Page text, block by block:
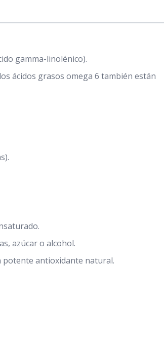
gamma-linolénico).
ácidos grasos omega 6 también están
azúcar o alcohol.
potente antioxidante natural.